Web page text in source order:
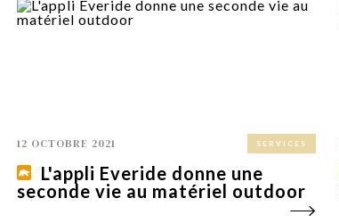
12 OCTOBRE 2021 SERVICES
L'appli Everide donne une
seconde vie au matériel outdoor